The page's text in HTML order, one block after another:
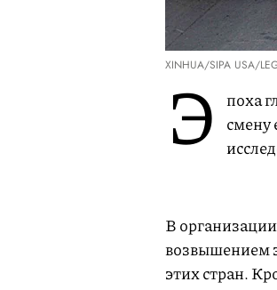
XINHUA/SIPA USA/
Э
поха
смену
В
возвышением
этих стран.